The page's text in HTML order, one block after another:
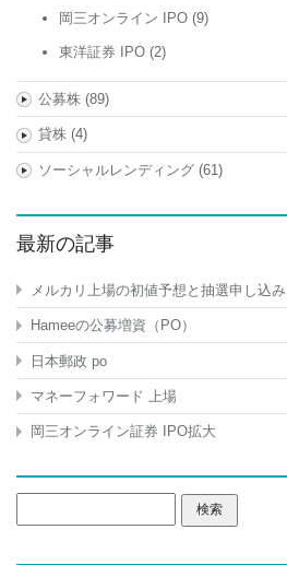
岡三オンライン IPO (9)
東洋証券 IPO (2)
公募株(89)
貸株(4)
ソーシャルレンディング(61)
最新の記事
メルカリ上場の初値予想と抽選申し込み
Hameeの公募増資（PO）
日本郵政 po
マネーフォワード 上場
岡三オンライン証券 IPO拡大
索: